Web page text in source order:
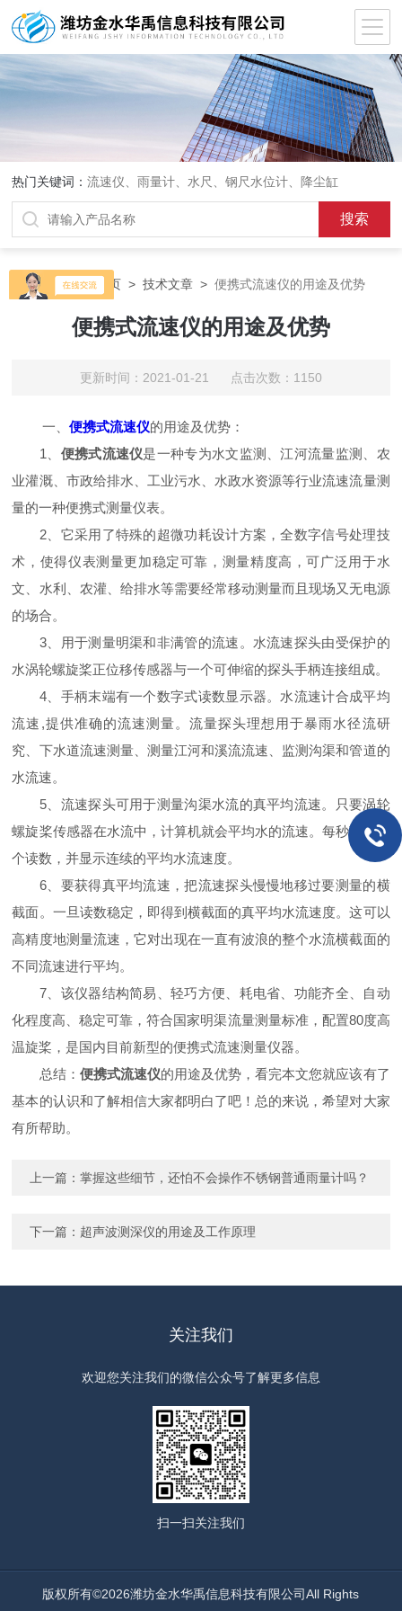
热门关键词：流速仪、雨量计、水尺、钢尺水位计、降尘缸
当前位置：首页 >技术文章 >便携式流速仪的用途及优势
便携式流速仪的用途及优势
更新时间：2021-01-21 点击次数：1150
一、便携式流速仪的用途及优势：
1、 便携式流速仪是一种专为水文监测、江河流量监测、农
业灌溉、市政给排水、工业污水、水政水资源等行业流速流量测
量的一种便携式测量仪表。
2、它采用了特殊的超微功耗设计方案，全数字信号处理技
术，使得仪表测量更加稳定可靠，测量精度高，可广泛用于水
文、水利、农灌、给排水等需要经常移动测量而且现场又无电源
的场合。
3、用于测量明渠和非满管的流速。水流速探头由受保护的
水涡轮螺旋桨正位移传感器与一个可伸缩的探头手柄连接组成。
4、手柄末端有一个数字式读数显示器。水流速计合成平均
流速,提供准确的流速测量。流量探头理想用于暴雨水径流研
究、下水道流速测量、测量江河和溪流流速、监测沟渠和管道的
水流速。
5、流速探头可用于测量沟渠水流的真平均流速。只要涡轮
螺旋桨传感器在水流中，计算机就会平均水的流速。每秒获取一
个读数，并显示连续的平均水流速度。
6、要获得真平均流速，把流速探头慢慢地移过要测量的横
截面。一旦读数稳定，即得到横截面的真平均水流速度。这可以
高精度地测量流速，它对出现在一直有波浪的整个水流横截面的
不同流速进行平均。
7、该仪器结构简易、轻巧方便、耗电省、功能齐全、自动
化程度高、稳定可靠，符合国家明渠流量测量标准，配置80度高
温旋桨，是国内目前新型的便携式流速测量仪器。
总结： 便携式流速仪的用途及优势，看完本文您就应该有了
基本的认识和了解相信大家都明白了吧！总的来说，希望对大家
有所帮助。
上一篇：掌握这些细节，还怕不会操作不锈钢普通雨量计吗？
下一篇： 超声波测深仪的用途及工作原理
关注我们
欢迎您关注我们的微信公众号了解更多信息
扫一扫关注我们
版权所有©2026潍坊金水华禹信息科技有限公司All Rights